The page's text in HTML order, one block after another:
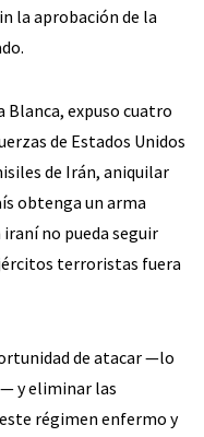
la aprobación de la
Blanca, expuso cuatro
de Estados Unidos
de Irán, aniquilar
obtenga un arma
no pueda seguir
terroristas fuera
de atacar —lo
y eliminar las
régimen enfermo y